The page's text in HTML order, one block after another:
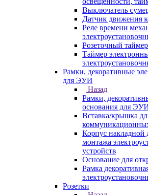
Выключатель
Датчик движения
Реле времени
Розеточный таймер
Таймер
Рамки, декоративные
для ЭУИ
Назад
Рамки,
основания для
Вставка/крышка
Корпус накладной
монтажа
устройств
Основание для
Рамка
Розетки